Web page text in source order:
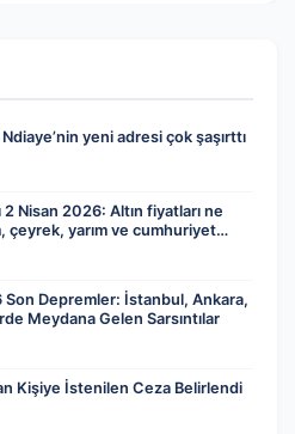
Ndiaye’nin yeni adresi çok şaşırttı
2 Nisan 2026: Altın fiyatları ne
çeyrek, yarım ve cumhuriyet
Depremler: İstanbul, Ankara,
Meydana Gelen Sarsıntılar
Kişiye İstenilen Ceza Belirlendi